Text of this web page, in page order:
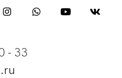
- 33